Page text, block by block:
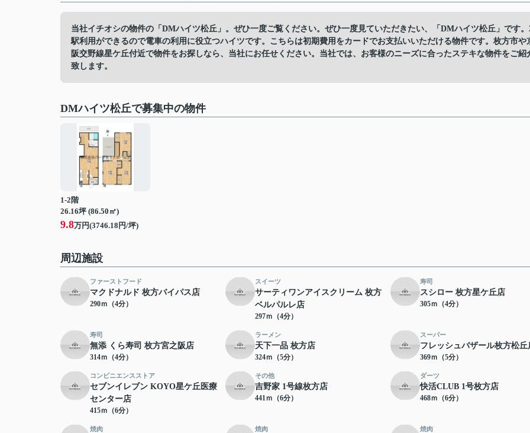
当社イチオシの物件の「DMハイツ松丘」。ぜひ一度ご覧ください。ぜひ一度見ていただきたい、「DMハイツ松丘」です。
駅利用ができるので電車の利用に役立つハイツです。こちらは初期費用をカードでお支払いいただける物件です。枚方市や
阪交野線星ケ丘付近で物件をお探しなら、当社にお任せください。当社では、お客様のニーズに合ったステキな物件をご紹
致します。
DMハイツ松丘で募集中の物件
1-2階
26.16坪 (86.50㎡)
9.8万円(3746.18円/坪)
周辺施設
ファーストフード
マクドナルド 枚方バイパス店
290ｍ（4分）
スイーツ
サーティワンアイスクリーム 枚方
ベルパルレ店
297ｍ（4分）
寿司
スシロー 枚方星ケ丘店
305ｍ（4分）
寿司
無添 くら寿司 枚方宮之阪店
314ｍ（4分）
ラーメン
天下一品 枚方店
324ｍ（5分）
スーパー
フレッシュバザール枚方松丘
369ｍ（5分）
コンビニエンスストア
セブンイレブン KOYO星ケ丘医療
センター店
415ｍ（6分）
その他
吉野家 1号線枚方店
441ｍ（6分）
ダーツ
快活CLUB 1号枚方店
468ｍ（6分）
焼肉 焼肉 焼肉